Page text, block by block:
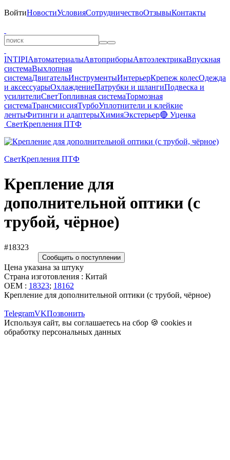
ВойтиНовостиУсловияСотрудничествоОтзывыКонтакты
INTIPIАвтоматериалыАвтоприборыАвтоэлектрикаВпускная
системаВыхлопная
системаДвигательИнструментыИнтерьерКрепеж колесОдежда
и аксессуарыОхлаждениеПатрубки и шлангиПодвеска и
усилителиСветТопливная системаТормозная
системаТрансмиссияТурбоУплотнители и клейкие
лентыФитинги и адаптерыХимияЭкстерьер🔴 Уценка
СветКрепления ПТФ
СветКрепления ПТФ
Крепление для
дополнительной оптики (с
трубой, чёрное)
#18323
Сообщить о поступлении
Цена указана за штуку
Страна изготовления : Китай
OEM : 18323; 18162
Крепление для дополнительной оптики (с трубой, чёрное)
TelegramVKПозвонить
Используя сайт, вы соглашаетесь на сбор 🍪 cookies и
обработку персональных данных